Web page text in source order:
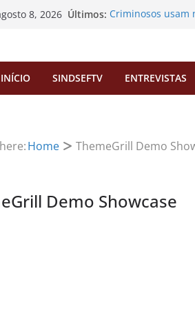
8, 2026 Últimos: Criminosos usam
EDITAL DE
EXTRAORDINÁRIA
SINDSEF/RO
Atualização sobre
INÍCIO SINDSEFTV ENTREVISTAS
Home ThemeGrill Demo
Demo Showcase